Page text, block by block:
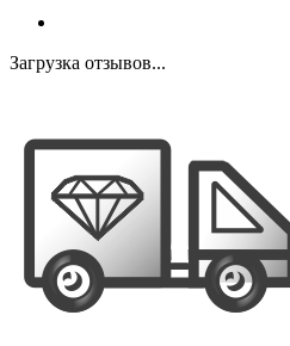
Загрузка отзывов...